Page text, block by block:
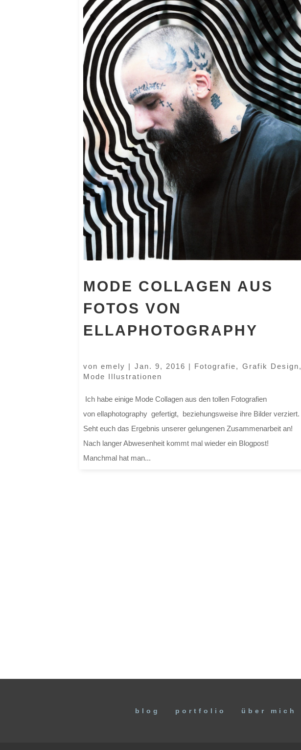
MODE COLLAGEN AUS
FOTOS VON
ELLAPHOTOGRAPHY
vonemely | Jan. 9, 2016 | Fotografie, Grafik Design,
Mode Illustrationen
Ich habe einige Mode Collagen aus den tollen Fotografien
von ellaphotography gefertigt, beziehungsweise ihre Bilder verziert.
Seht euch das Ergebnis unserer gelungenen Zusammenarbeit an!
Nach langer Abwesenheit kommt mal wieder ein Blogpost!
Manchmal hat man...
blog portfolio über mich